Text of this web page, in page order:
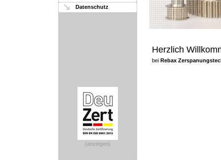
Datenschutz
Herzlich
bei Rebax
(anzeigen)